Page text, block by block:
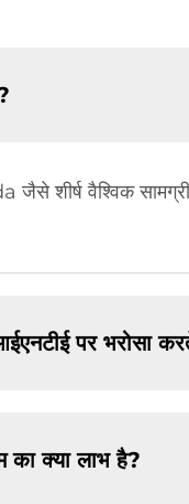
वैश्विक सामग्री
पर भरोसा
क्या लाभ है?